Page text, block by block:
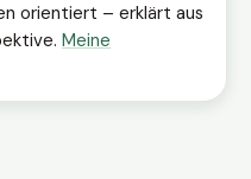
orientiert – erklärt aus
Meine